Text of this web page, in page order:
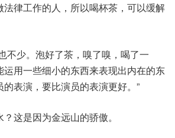
法律工作的人，所以喝杯茶，可以缓解
不少。泡好了茶，嗅了嗅，喝了一
运用一些细小的东西来表现出内在的东
表演，要比演员的表演更好。”
这是因为金远山的骄傲。